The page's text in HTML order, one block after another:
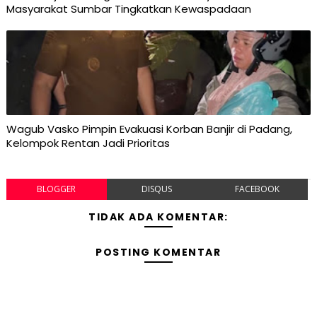
Masyarakat Sumbar Tingkatkan Kewaspadaan
Wagub Vasko Pimpin Evakuasi Korban Banjir di Padang,
Kelompok Rentan Jadi Prioritas
BLOGGER DISQUS FACEBOOK
TIDAK ADA KOMENTAR:
POSTING KOMENTAR